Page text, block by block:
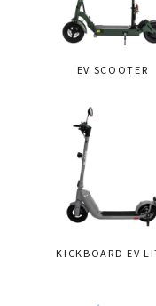
EV SCOOTER
KICKBOARD EV